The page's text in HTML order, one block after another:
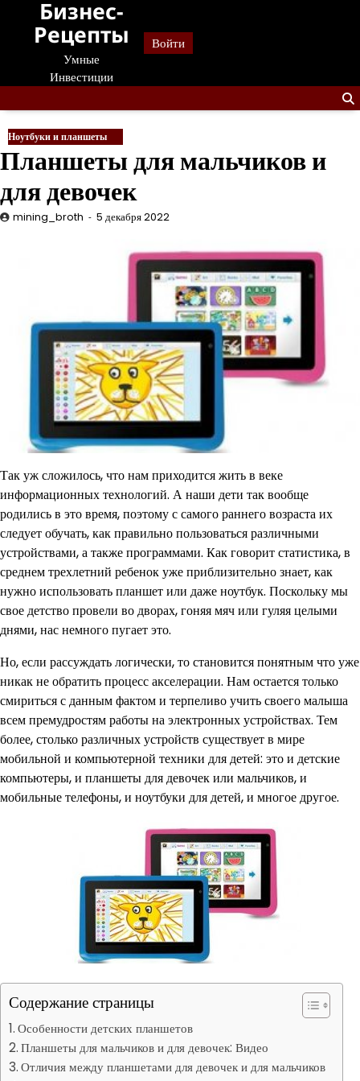
Перейти
содержанию
Бизнес-
Рецепты
Умные
Инвестиции
Войти
Ноутбуки и планшеты
Планшеты для мальчиков и
для девочек
mining_broth 5 декабря 2022
Так уж сложилось, что нам приходится жить в веке
информационных технологий. А наши дети так вообще
родились в это время, поэтому с самого раннего возраста их
следует обучать, как правильно пользоваться различными
устройствами, а также программами. Как говорит статистика, в
среднем трехлетний ребенок уже приблизительно знает, как
нужно использовать планшет или даже ноутбук. Поскольку мы
свое детство провели во дворах, гоняя мяч или гуляя целыми
днями, нас немного пугает это.
Но, если рассуждать логически, то становится понятным что уже
никак не обратить процесс акселерации. Нам остается только
смириться с данным фактом и терпеливо учить своего малыша
всем премудростям работы на электронных устройствах. Тем
более, столько различных устройств существует в мире
мобильной и компьютерной техники для детей: это и детские
компьютеры, и планшеты для девочек или мальчиков, и
мобильные телефоны, и ноутбуки для детей, и многое другое.
Содержание страницы
Особенности детских планшетов
Планшеты для мальчиков и для девочек: Видео
Отличия между планшетами для девочек и для мальчиков